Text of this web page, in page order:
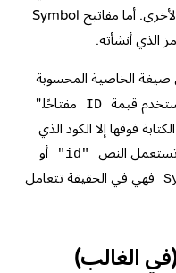
، ستدوس إحداهما على الأخرى. أما مفاتيح Symbol
الذي أنشأته.
الخاصية المحسوبة
ID
مفتاحًا."
فوقها إلا الكود الذي
النص "id"
أو
فهي في الحقيقة تتعامل